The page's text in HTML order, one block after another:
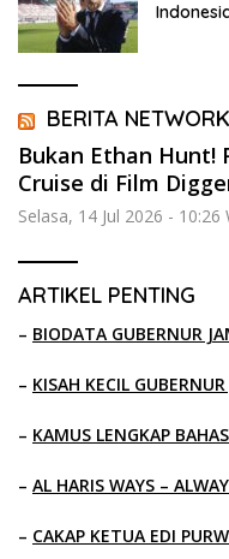
BERITA NETWORK
Bukan Ethan Hunt!
Cruise di Film
Selasa, 14 Jul 2026 - 10:26
ARTIKEL PENTING
– BIODATA GUBERNUR
– KISAH KECIL
– KAMUS LENGKAP
– AL HARIS WAYS –
– CAKAP KETUA EDI